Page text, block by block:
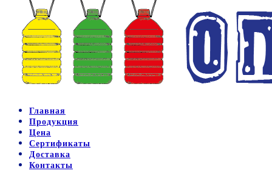
Главная
Продукция
Цена
Сертификаты
Доставка
Контакты